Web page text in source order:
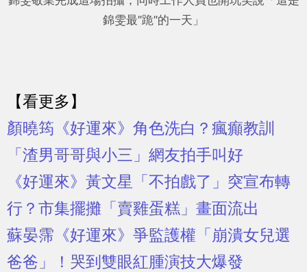
錦雯最''跪''的一天」
【看更多】
顏曉筠《好運來》角色洗白？瘋癲教訓
「渣男哥哥與小三」網友拍手叫好
《好運來》黃文星「不拍戲了」突宣布轉
行？市集擺攤「賣雞蛋糕」畫面流出
蘇晏霈《好運來》爭監護權「崩潰女兒選
爸爸」！哭到雙眼紅腫演技大爆發